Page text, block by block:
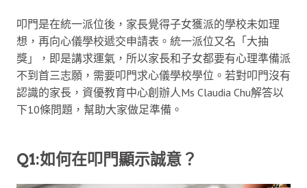
叩門是在統一派位後，家長覺得子女獲派的學校未如理
想，再向心儀學校遞交申請表。統一派位又名「大抽
獎」，即是講求運氣，所以家長和子女都要有心理準備派
不到首三志願，需要叩門求心儀學校學位。若對叩門沒有
認識的家長，資優教育中心創辦人Ms Claudia Chu解答以
下10條問題，幫助大家做足準備。
Q1:如何在叩門顯示誠意？